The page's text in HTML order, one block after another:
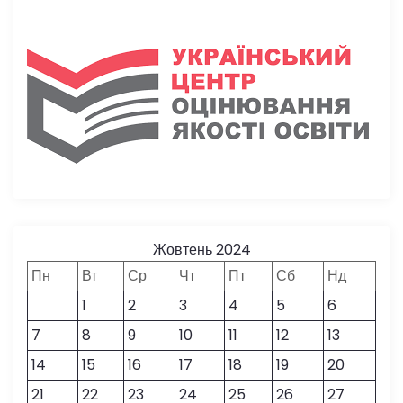
Жовтень 2024
Пн
Вт Ср Чт Пт Сб
Нд
1
2 3 4 5
6
7
8 9 10 11 12
13
14
15 16 17 18 19
20
21
22 23 24 25 26 27